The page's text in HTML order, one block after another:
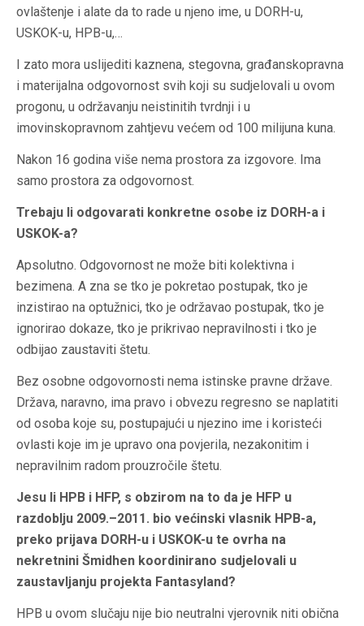
ovlaštenje i alate da to rade u njeno ime, u DORH-u,
USKOK-u, HPB-u,…
I zato mora uslijediti kaznena, stegovna, građanskopravna
i materijalna odgovornost svih koji su sudjelovali u ovom
progonu, u održavanju neistinitih tvrdnji i u
imovinskopravnom zahtjevu većem od 100 milijuna kuna.
Nakon 16 godina više nema prostora za izgovore. Ima
samo prostora za odgovornost.
Trebaju li odgovarati konkretne osobe iz DORH-a i
USKOK-a?
Apsolutno. Odgovornost ne može biti kolektivna i
bezimena. A zna se tko je pokretao postupak, tko je
inzistirao na optužnici, tko je održavao postupak, tko je
ignorirao dokaze, tko je prikrivao nepravilnosti i tko je
odbijao zaustaviti štetu.
Bez osobne odgovornosti nema istinske pravne države.
Država, naravno, ima pravo i obvezu regresno se naplatiti
od osoba koje su, postupajući u njezino ime i koristeći
ovlasti koje im je upravo ona povjerila, nezakonitim i
nepravilnim radom prouzročile štetu.
Jesu li HPB i HFP, s obzirom na to da je HFP u
razdoblju 2009.–2011. bio većinski vlasnik HPB-a,
preko prijava DORH-u i USKOK-u te ovrha na
nekretnini Šmidhen koordinirano sudjelovali u
zaustavljanju projekta Fantasyland?
HPB u ovom slučaju nije bio neutralni vjerovnik niti obična